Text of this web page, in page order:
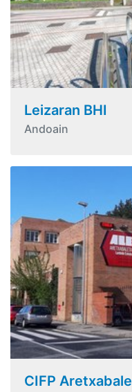
Leizaran BHI
Andoain
CIFP